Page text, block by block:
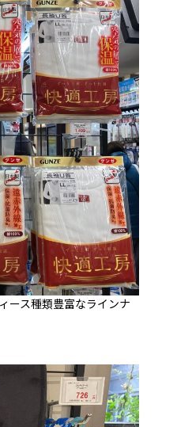
ース種類豊富なラインナ